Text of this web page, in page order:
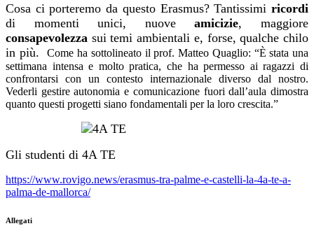
Cosa ci porteremo da questo Erasmus? Tantissimi ricordi
di momenti unici, nuoveamicizie, maggiore
consapevolezza sui temi ambientali e, forse, qualche chilo
in più.Come ha sottolineato il prof. Matteo Quaglio: “È stata una
settimana intensa e molto pratica, che ha permesso ai ragazzi di
confrontarsi con un contesto internazionale diverso dal nostro.
Vederli gestire autonomia e comunicazione fuori dall’aula dimostra
quanto questi progetti siano fondamentali per la loro crescita.”
Gli studenti di 4A TE
https://www.rovigo.news/erasmus-tra-palme-e-castelli-la-4a-te-a-
palma-de-mallorca/
Allegati